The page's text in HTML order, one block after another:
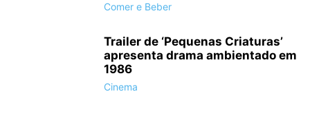
Comer e Beber
Trailer de ‘Pequenas Criaturas’
apresenta drama ambientado em
1986
Cinema